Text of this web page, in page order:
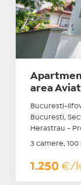
area
Bucuresti-Ilfov
Bucuresti,
Herastrau -
3 camere, 100
1.250 €/